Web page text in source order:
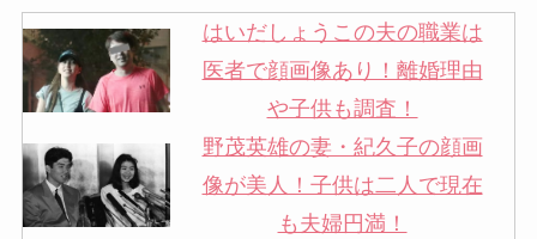
はいだしょうこの夫の職業は
医者で顔画像あり！離婚理由
や子供も調査！
野茂英雄の妻・紀久子の顔画
像が美人！子供は二人で現在
も夫婦円満！